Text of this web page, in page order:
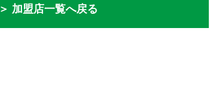
＞ 加盟店一覧へ戻る